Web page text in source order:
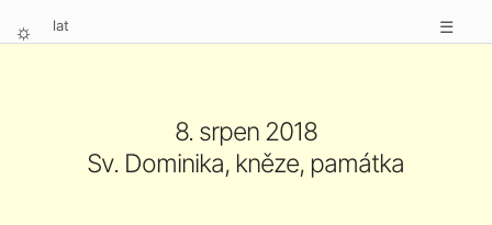
⛭ lat ☰
8. srpen 2018
Sv. Dominika, kněze, památka